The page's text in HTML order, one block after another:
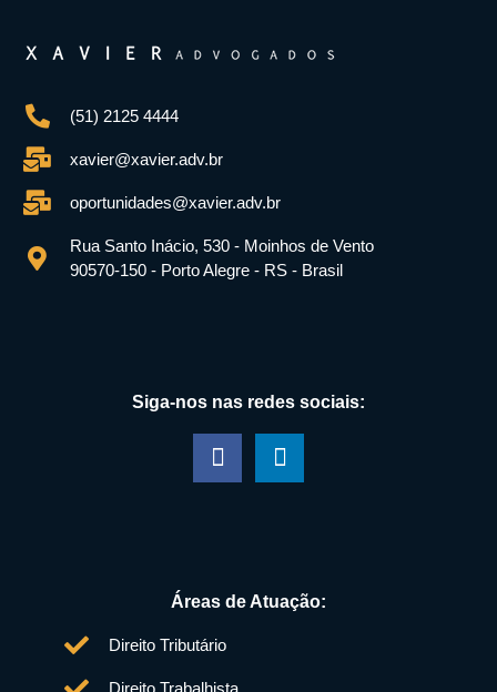
(51) 2125 4444
xavier@xavier.adv.br
oportunidades@xavier.adv.br
Rua Santo Inácio, 530 - Moinhos de Vento
90570-150 - Porto Alegre - RS - Brasil
Siga-nos nas redes sociais:
Áreas de Atuação:
Direito Tributário
Direito Trabalhista